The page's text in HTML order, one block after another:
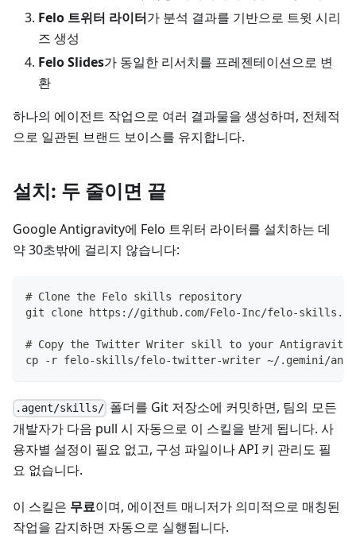
Felo 트위터 라이터가 분석 결과를 기반으로 트윗 시리
즈 생성
Felo Slides가 동일한 리서치를 프레젠테이션으로 변
환
하나의 에이전트 작업으로 여러 결과물을 생성하며, 전체적
으로 일관된 브랜드 보이스를 유지합니다.
설치: 두 줄이면 끝
Google Antigravity에 Felo 트위터 라이터를 설치하는 데
약 30초밖에 걸리지 않습니다:
# Clone the Felo skills repository
git clone https://github.com/Felo-Inc/felo-
# Copy the Twitter Writer skill to your
cp -r felo-skills/felo-twitter-writer ~/.gemini/
.agent/skills/ 폴더를 Git 저장소에 커밋하면, 팀의 모든
개발자가 다음 pull 시 자동으로 이 스킬을 받게 됩니다. 사
용자별 설정이 필요 없고, 구성 파일이나 API 키 관리도 필
요 없습니다.
이 스킬은 무료이며, 에이전트 매니저가 의미적으로 매칭된
작업을 감지하면 자동으로 실행됩니다.